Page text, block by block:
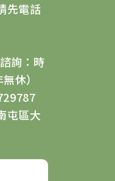
先電話
詢：時
休）
屯區大